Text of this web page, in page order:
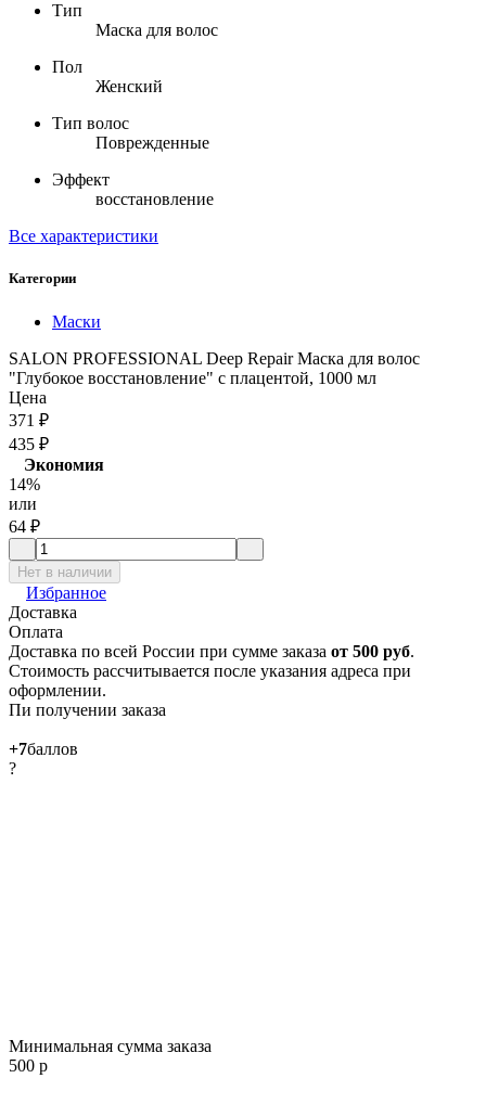
Тип
Маска для волос
Пол
Женский
Тип волос
Поврежденные
Эффект
восстановление
Все характеристики
Категории
Маски
SALON PROFESSIONAL Deep Repair Маска для волос
"Глубокое восстановление" с плацентой, 1000 мл
Цена
371 ₽
435 ₽
Экономия
14%
или
64 ₽
Нет в наличии
Избранное
Доставка
Оплата
Доставка по всей России при сумме заказа от 500 руб.
Стоимость рассчитывается после указания адреса при
оформлении.
Пи получении заказа
+7баллов
?
Минимальная сумма заказа
500 р